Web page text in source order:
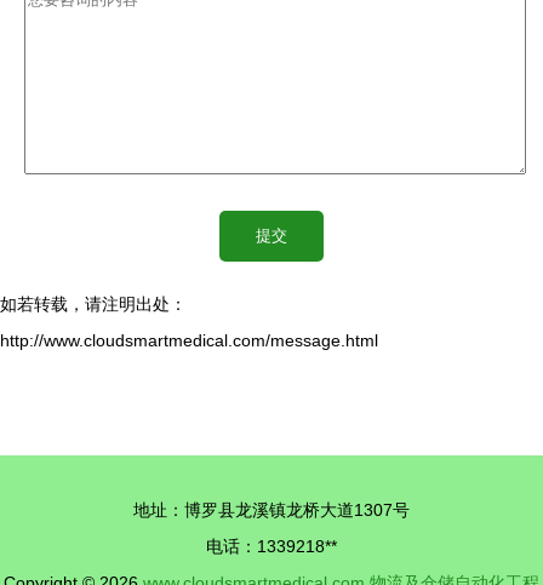
如若转载，请注明出处：
http://www.cloudsmartmedical.com/message.html
地址：博罗县龙溪镇龙桥大道1307号
电话：1339218**